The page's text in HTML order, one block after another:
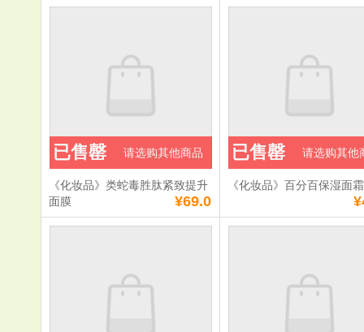
《化妆品》类蛇毒胜肽紧致提升
面膜
¥69.0
已售罄 请选购其他商品
《化妆品》百分百保湿面霜
已售罄 请选购其他